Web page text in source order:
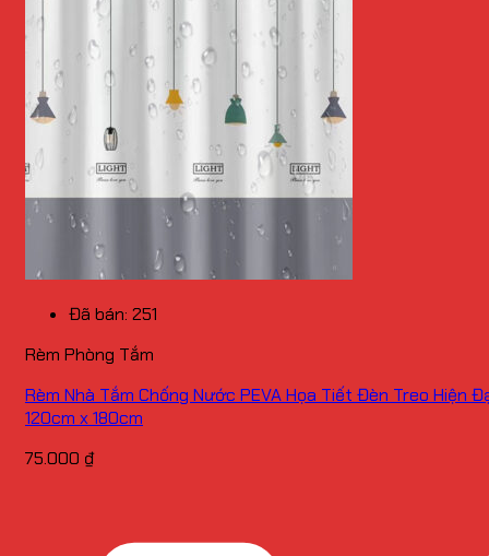
Đã bán: 251
Rèm Phòng Tắm
Rèm Nhà Tắm Chống Nước PEVA Họa Tiết Đèn Treo Hiện
120cm x 180cm
75.000 ₫